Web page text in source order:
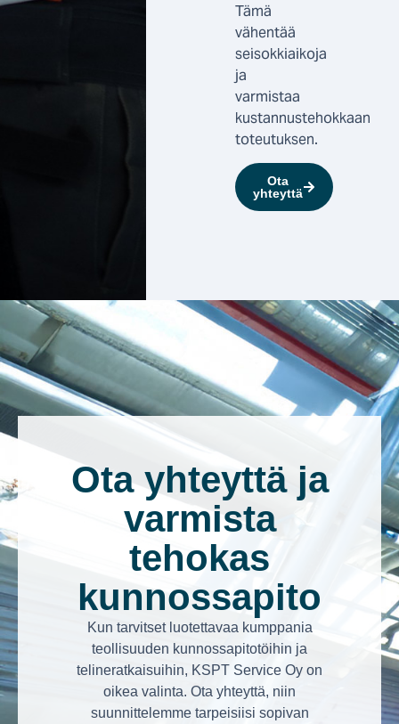
Tämä
vähentää
seisokkiaikoja
ja
varmistaa
kustannustehokkaan
toteutuksen.
Ota
yhteyttä
Ota yhteyttä ja
varmista
tehokas
kunnossapito
Kun tarvitset luotettavaa kumppania
teollisuuden kunnossapitotöihin ja
telineratkaisuihin, KSPT Service Oy on
oikea valinta. Ota yhteyttä, niin
suunnittelemme tarpeisiisi sopivan